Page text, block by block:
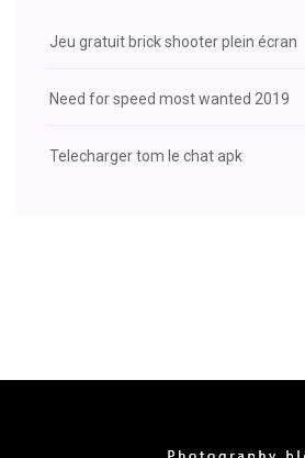
Jeu gratuit brick shooter plein écran
Need for speed most wanted 2019
Telecharger tom le chat apk